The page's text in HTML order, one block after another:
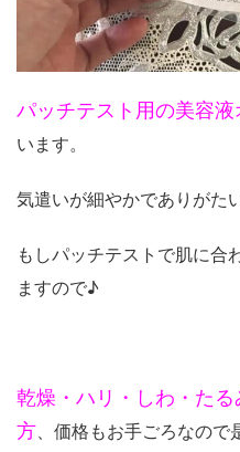
パッチテスト用の美容
います。
気遣いが細やかでありがた
もしパッチテストで肌に合
ますので♪
乾燥・ハリ・しわ・た
方、価格もお手ごろなので